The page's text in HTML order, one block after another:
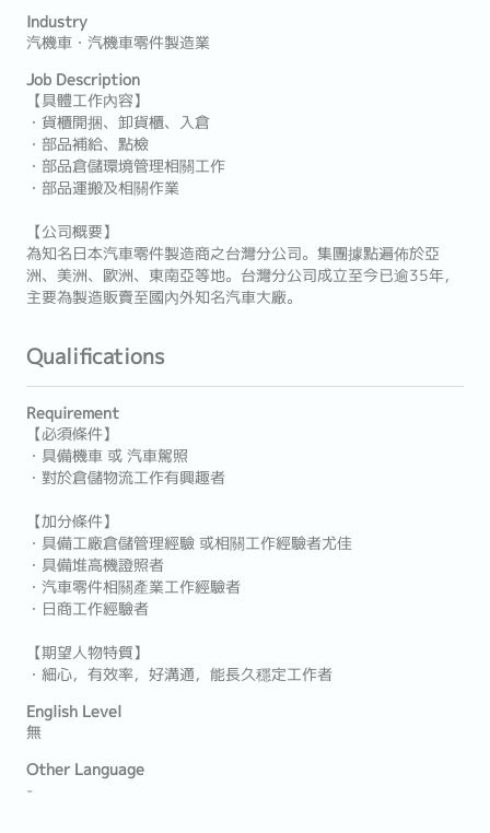
Industry
汽機車・汽機車零件製造業
Job Description
【具體工作內容】
・貨櫃開捆、卸貨櫃、入倉
・部品補給、點檢
・部品倉儲環境管理相關工作
・部品運搬及相關作業
【公司概要】
為知名日本汽車零件製造商之台灣分公司。集團據點遍佈於亞
洲、美洲、歐洲、東南亞等地。台灣分公司成立至今已逾35年，
主要為製造販賣至國內外知名汽車大廠。
Qualifications
Requirement
【必須條件】
・具備機車 或 汽車駕照
・對於倉儲物流工作有興趣者
【加分條件】
・具備工廠倉儲管理經驗 或相關工作經驗者尤佳
・具備堆高機證照者
・汽車零件相關產業工作經驗者
・日商工作經驗者
【期望人物特質】
・細心，有效率，好溝通，能長久穩定工作者
English Level
無
Other Language
-